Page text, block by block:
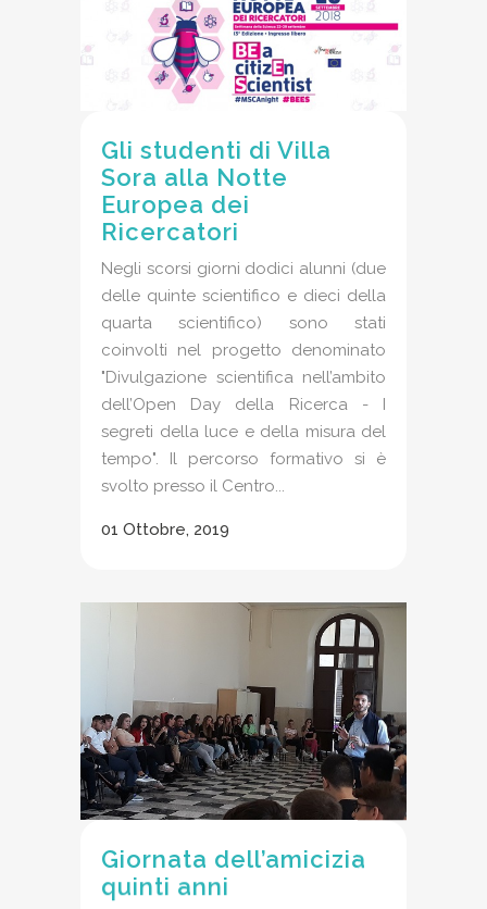
Gli studenti di Villa
Sora alla Notte
Europea dei
Ricercatori
Negli scorsi giorni dodici alunni (due
delle quinte scientifico e dieci della
quarta scientifico) sono stati
coinvolti nel progetto denominato
"Divulgazione scientifica nell’ambito
dell’Open Day della Ricerca - I
segreti della luce e della misura del
tempo". Il percorso formativo si è
svolto presso il Centro...
01 Ottobre, 2019
Giornata dell’amicizia
quinti anni